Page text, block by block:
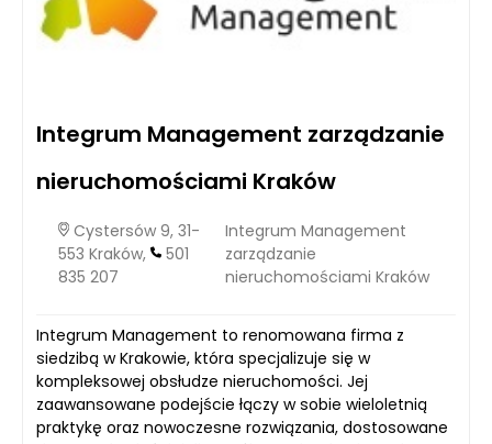
Integrum Management zarządzanie
nieruchomościami Kraków
Cystersów 9, 31-
553 Kraków,
501
835 207
Integrum Management
zarządzanie
nieruchomościami Kraków
Integrum Management to renomowana firma z
siedzibą w Krakowie, która specjalizuje się w
kompleksowej obsłudze nieruchomości. Jej
zaawansowane podejście łączy w sobie wieloletnią
praktykę oraz nowoczesne rozwiązania, dostosowane